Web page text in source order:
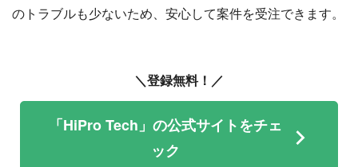
のトラブルも少ないため、安心して案件を受注できます。
＼登録無料！／
「HiPro Tech」の公式サイトをチェ
ック